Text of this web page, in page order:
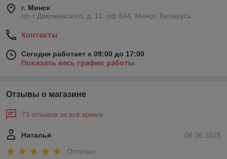
г. Минск
пр-т Дзержинского, д. 11, оф.844, Минск, Беларусь
Контакты
Сегодня работает с 09:00 до 17:00
Показать весь график работы
Отзывы о магазине
73 отзывов за всё время
06.06.2025
Наталья
Отлично